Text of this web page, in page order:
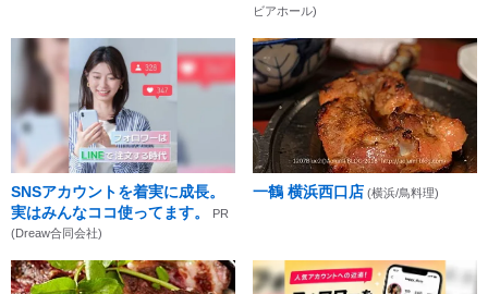
ビアホール)
SNSアカウントを着実に成長。
実はみんなココ使ってます。
PR
(Dreaw合同会社)
一鶴 横浜西口店 (横浜/鳥料理)